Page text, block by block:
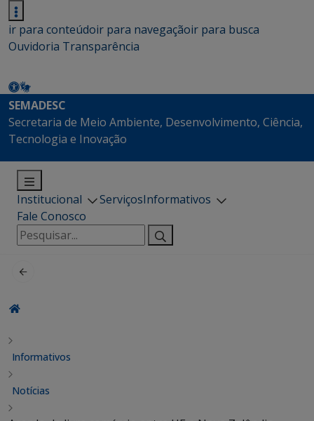
ir para conteúdoir para navegaçãoir para busca
Ouvidoria Transparência
SEMADESC
Secretaria de Meio Ambiente, Desenvolvimento, Ciência,
Tecnologia e Inovação
Institucional ServiçosInformativos
Fale Conosco
Pesquisar
por:
Informativos
Notícias